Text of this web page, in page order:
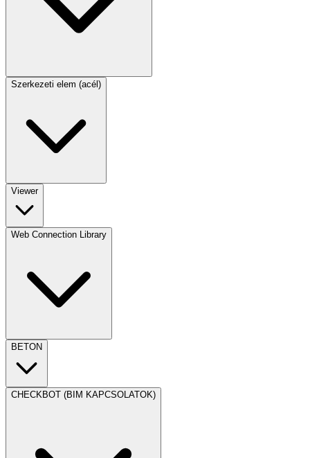
Szerkezeti elem (acél)
Viewer
Web Connection Library
BETON
CHECKBOT (BIM KAPCSOLATOK)